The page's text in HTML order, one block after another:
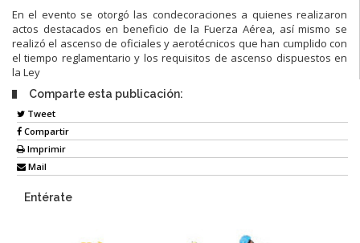
En el evento se otorgó las condecoraciones a quienes realizaron
actos destacados en beneficio de la Fuerza Aérea, así mismo se
realizó el ascenso de oficiales y aerotécnicos que han cumplido con
el tiempo reglamentario y los requisitos de ascenso dispuestos en
la Ley
Comparte esta publicación:
Tweet
Compartir
Imprimir
Mail
Entérate